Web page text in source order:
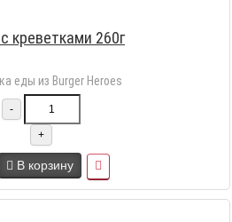
креветками 260г
еды из Burger Heroes
-
+
В корзину